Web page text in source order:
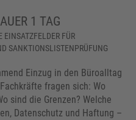
1 TAG
FÜR
SANKTIONSLISTENPRÜFUNG
Einzug in den Büroalltag
fragen sich: Wo
sind die Grenzen? Welche
Datenschutz und Haftung –